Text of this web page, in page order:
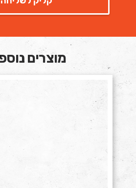
מוצרים